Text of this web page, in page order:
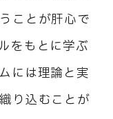
ことが肝心で
をもとに学ぶ
には理論と実
り込むことが